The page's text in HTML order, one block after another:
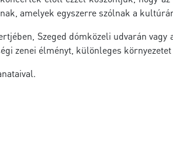
amelyek egyszerre szólnak a
Szeged dómközeli udvarán
zenei élményt, különleges